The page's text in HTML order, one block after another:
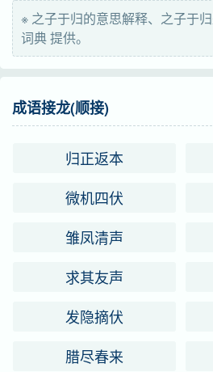
※ 之子于归的意思解释、之子于
词典 提供。
成语接龙(顺接)
归正返本
微机四伏
雏凤清声
求其友声
发隐摘伏
腊尽春来